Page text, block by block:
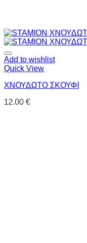
Add to wishlist
Quick View
ΧΝΟΥΔΩΤΟ ΣΚΟΥΦΙ
12.00 €